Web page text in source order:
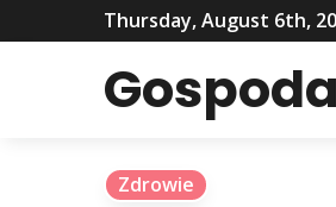
Thursday, August 6th,
Zdrowie